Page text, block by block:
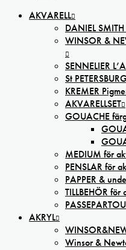
AKVARELL
DANIEL
WINSOR &
SENNELIER
St
KREMER
AKVARELLSET
GOUACHE
MEDIUM för
PENSLAR för
PAPPER &
TILLBEHÖR
AKRYL
Winsor &